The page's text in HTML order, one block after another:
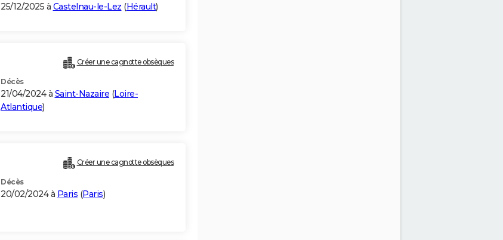
25/12/2025 à Castelnau-le-Lez (Hérault)
Créer une cagnotte obsèques
Décès
21/04/2024 à Saint-Nazaire (Loire-
Atlantique)
Créer une cagnotte obsèques
Décès
20/02/2024 à Paris (Paris)